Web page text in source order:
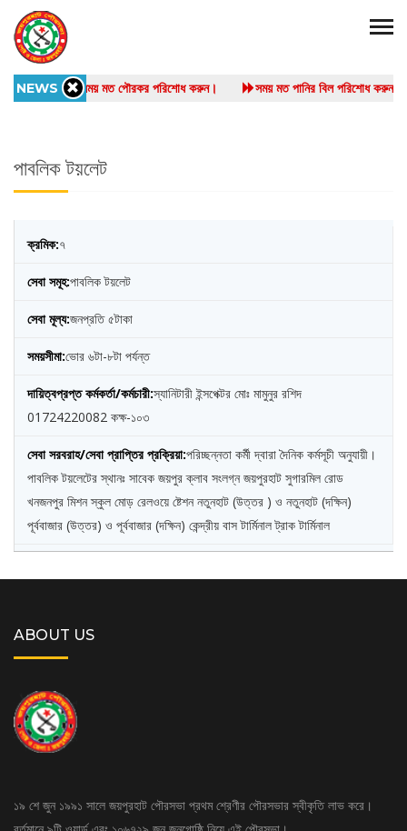
সময় মত পৌরকর পরিশোধ করুন। সময় মত পানির বিল পরিশোধ
NEWS
পাবলিক টয়লেট
৭
পাবলিক টয়লেট
জনপ্রতি ৫টাকা
ভোর ৬টা-৮টা পর্যন্ত
স্যানিটারী ইন্সপেক্টর মোঃ মামুনুর রশিদ
01724220082 কক্ষ-১০৩
পরিচ্ছন্নতা কর্মী দ্বারা দৈনিক কর্মসূচী অনুযায়ী।
পাবলিক টয়লেটের স্থানঃ সাবেক জয়পুর ক্লাব সংলগ্ন জয়পুরহাট সুগারমিল রোড
খনজনপুর মিশন স্কুল মোড় রেলওয়ে ষ্টেশন নতুনহাট (উত্তর ) ও নতুনহাট (দক্ষিন)
পূর্ববাজার (উত্তর) ও পূর্ববাজার (দক্ষিন) কেন্দ্রীয় বাস টার্মিনাল ট্রাক টার্মিনাল
ABOUT US
১৯ শে জুন ১৯৯১ সালে জয়পুরহাট পৌরসভা প্রথম শ্রেণীর পৌরসভার স্বীকৃতি লাভ করে।